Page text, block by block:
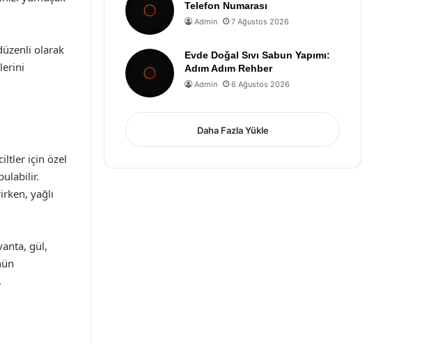
olarak
için özel
yağlı
gül,
Telefon Numarası
Admin 7 Ağustos 2026
Evde Doğal Sıvı Sabun Yapımı:
Adım Adım Rehber
Admin 6 Ağustos 2026
Daha Fazla Yükle